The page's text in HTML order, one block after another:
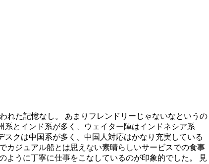
れた記憶なし。 あまりフレンドリーじゃないなというの
とインド系が多く、ウェイター陣はインドネシア系
クは中国系が多く、中国人対応はかなり充実している
カジュアル船とは思えない素晴らしいサービスでの食事
ように丁寧に仕事をこなしているのが印象的でした。 見